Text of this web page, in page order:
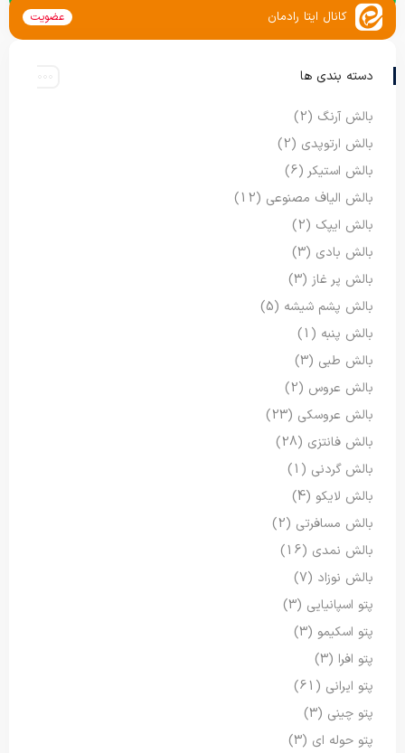
کانال ایتا رادمان عضویت
دسته بندی ها
بالش آرنگ (2)
بالش ارتوپدی (2)
بالش استیکر (6)
بالش الیاف مصنوعی (12)
بالش ایپک (2)
بالش بادی (3)
بالش پر غاز (3)
بالش پشم شیشه (5)
بالش پنبه (1)
بالش طبی (3)
بالش عروس (2)
بالش عروسکی (23)
بالش فانتزی (28)
بالش گردنی (1)
بالش لایکو (4)
بالش مسافرتی (2)
بالش نمدی (16)
بالش نوزاد (7)
پتو اسپانیایی (3)
پتو اسکیمو (3)
پتو افرا (3)
پتو ایرانی (61)
پتو چینی (3)
پتو حوله ای (3)